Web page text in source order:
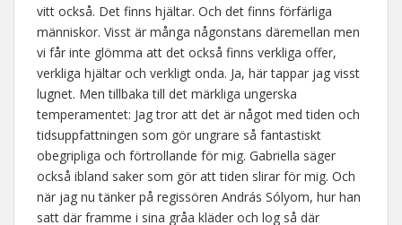
vitt också. Det finns hjältar. Och det finns förfärliga
människor. Visst är många någonstans däremellan men
vi får inte glömma att det också finns verkliga offer,
verkliga hjältar och verkligt onda. Ja, här tappar jag visst
lugnet. Men tillbaka till det märkliga ungerska
temperamentet: Jag tror att det är något med tiden och
tidsuppfattningen som gör ungrare så fantastiskt
obegripliga och förtrollande för mig. Gabriella säger
också ibland saker som gör att tiden slirar för mig. Och
när jag nu tänker på regissören András Sólyom, hur han
satt där framme i sina gråa kläder och log så där